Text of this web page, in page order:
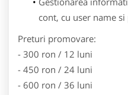
cont, cu user name si
Preturi promovare:
- 300 ron / 12 luni
- 450 ron / 24 luni
- 600 ron / 36 luni